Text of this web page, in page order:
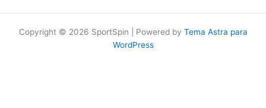
Copyright © 2026 SportSpin | Powered by Tema Astra para
WordPress